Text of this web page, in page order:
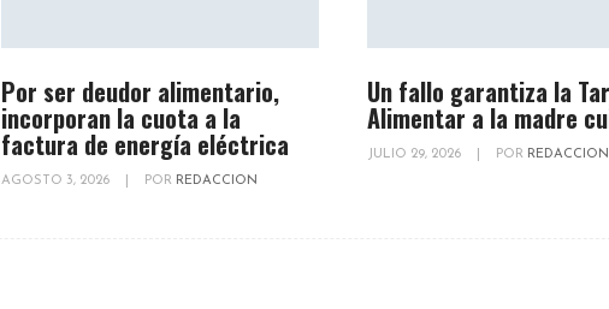
Por ser deudor alimentario,
incorporan la cuota a la
factura de energía eléctrica
AGOSTO 3, 2026 POR REDACCION
Un fallo garantiza la
Alimentar a la madre
JULIO 29, 2026 POR REDACCION